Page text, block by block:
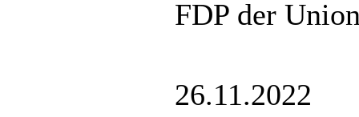
FDP der
26.11.2022